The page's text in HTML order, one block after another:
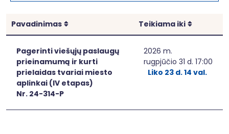
Bendrojo ugdymo įstaigų paslaugų plėtra ir
prieinamumo didinimas:
Pavadinimas Kodas
Matavimo
reikšmė
Metinis
konsoliduotų
paslaugų
per metus
Pavadinimas Rikiuoti Teikiama iki Rikiuoti
Pagerinti viešųjų paslaugų
prieinamumą ir kurti
prielaidas tvariai miesto
aplinkai (IV etapas)
Nr. 24-314-P
2026 m.
rugpjūčio 31 d. 17:00
Liko 23 d. 14 val.